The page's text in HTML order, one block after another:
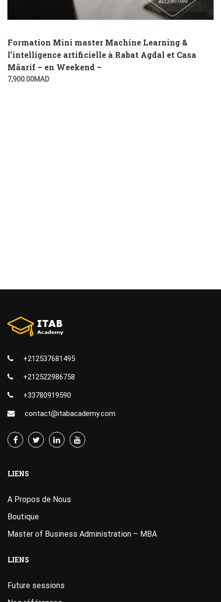
Formation Mini master Machine Learning &
l’intelligence artificielle à Rabat Agdal et Casa
Mâarif – en Weekend –
7,900.00MAD
+212537681495
+212522986758
+33780919590
contact@itabacademy.com
LIENS
A Propos de Nous
Boutique
Master of Business Administration – MBA
LIENS
Future sessions